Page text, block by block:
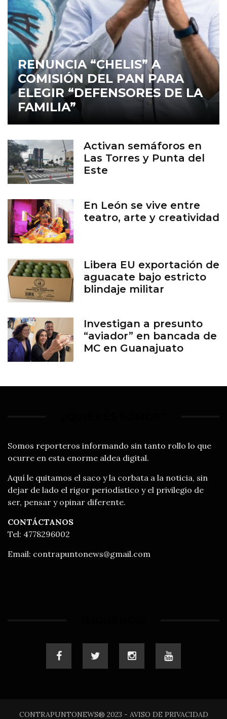
RENUNCIA “CHELIS” A
COMISIÓN DEL PAN PARA
ELEGIR “DEFENSORES DE LA
FAMILIA”
Activan semáforos en
Las Torres y Punta del
Este
En León se vive entre
teatro, arte y creatividad
Libera EU exportación de
aguacate bajo estricto
blindaje militar
Investigan a presunto
“aviador” en bancada de
MC en Guanajuato
Somos reporteros informando sin tanto rollo lo que
ocurre en esta enorme aldea digital.
Aquí le quitamos el saco y la corbata a la noticia, sin
dejar de lado el rigor periodístico y el privilegio de
ser, pensar y opinar diferente.
CONTÁCTANOS
Tel: 4778296002
Email: contrapuntonews@gmail.com
CONTRAPUNTONEWS® 2023 - AVISO DE PRIVACIDAD